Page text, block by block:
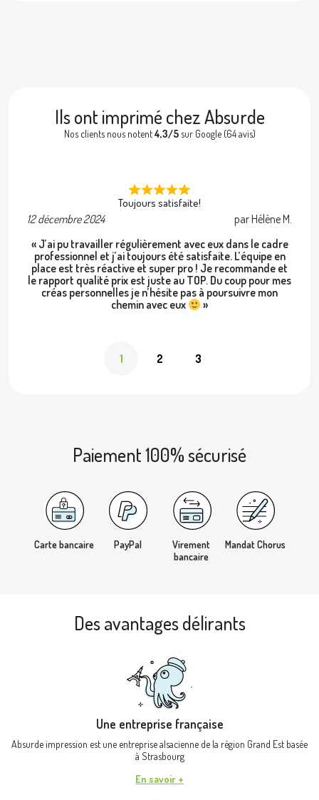
Ils ont imprimé chez Absurde
Nos clients nous notent4,3/5sur Google (64 avis)
Toujours satisfaite!
12 décembre 2024
par Hélène M.
« J’ai pu travailler régulièrement avec eux dans le cadre
professionnel et j’ai toujours été satisfaite. L’équipe en
place est très réactive et super pro ! Je recommande et
le rapport qualité prix est juste au TOP. Du coup pour mes
créas personnelles je n’hésite pas à poursuivre mon
chemin avec eux
»
1 2 3
Paiement 100% sécurisé
Carte bancaire PayPal
Virement
bancaire
Mandat Chorus
Des avantages délirants
Une entreprise française
Absurde impression est une entreprise alsacienne de la région Grand Est basée
à Strasbourg
En savoir +